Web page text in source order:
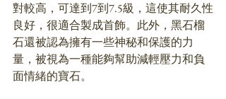
對較高，可達到7到7.5級，這使其耐久性
良好，很適合製成首飾。此外，黑石榴
石還被認為擁有一些神秘和保護的力
量，被視為一種能夠幫助減輕壓力和負
面情緒的寶石。